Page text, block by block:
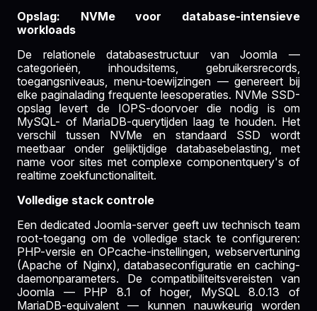
Opslag: NVMe voor database-intensieve
workloads
De relationele databasestructuur van Joomla —
categorieën, inhoudsitems, gebruikersrecords,
toegangsniveaus, menu-toewijzingen — genereert bij
elke paginalading frequente leesoperaties. NVMe SSD-
opslag levert de IOPS-doorvoer die nodig is om
MySQL- of MariaDB-querytijden laag te houden. Het
verschil tussen NVMe en standaard SSD wordt
meetbaar onder gelijktijdige databasebelasting, met
name voor sites met complexe componentquery's of
realtime zoekfunctionaliteit.
Volledige stack controle
Een dedicated Joomla-server geeft uw technisch team
root-toegang om de volledige stack te configureren:
PHP-versie en OPcache-instellingen, webservertuning
(Apache of Nginx), databaseconfiguratie en caching-
daemonparameters. De compatibiliteitsvereisten van
Joomla — PHP 8.1 of hoger, MySQL 8.0.13 of
MariaDB-equivalent — kunnen nauwkeurig worden